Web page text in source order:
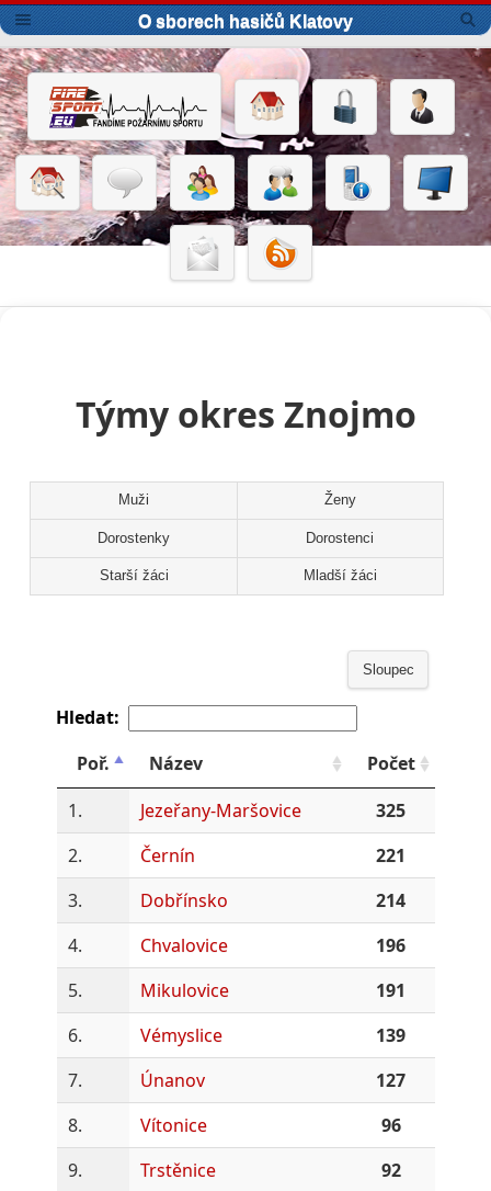
O sborech hasičů Klatovy
Týmy okres Znojmo
Muži Ženy
Dorostenky Dorostenci
Starší žáci Mladší žáci
Sloupec
Hledat:
Poř.
Název
Počet
1.
Jezeřany-Maršovice
325
2.
Černín
221
3.
Dobřínsko
214
4.
Chvalovice
196
5.
Mikulovice
191
6.
Vémyslice
139
7.
Únanov
127
8.
Vítonice
96
9.
Trstěnice
92